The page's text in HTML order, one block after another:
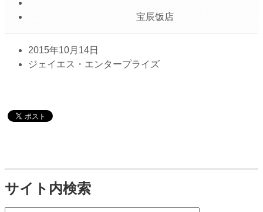
宝辰饭店
2015年10月14日
ジェイエス・エンタープライズ
サイト内検索